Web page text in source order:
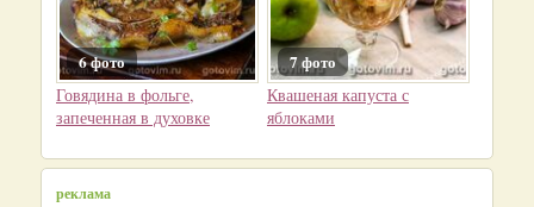
6 фото
Говядина в фольге,
запеченная в духовке
7 фото
Квашеная капуста с
яблоками
реклама